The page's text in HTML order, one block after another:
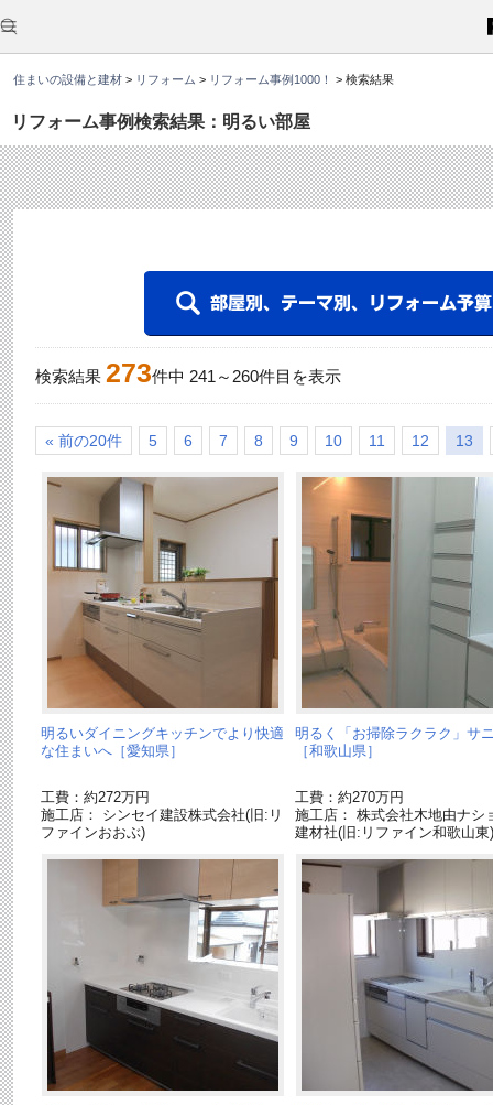
住まいの設備と建材 > リフォーム > リフォーム事例1000！ > 検索結果
リフォーム事例検索結果：明るい部屋
こ
か
ら
文
す
検索結果 273件中 241 ～ 260件目を表示
« 前の20件 5 6 7 8 9 10 11 12 13
明るいダイニングキッチンでより快適
な住まいへ［愛知県］
工費：約272万円
施工店： シンセイ建設株式会社(旧:リ
ファインおおぶ)
明るく「お掃除ラクラク」サ
［和歌山県］
工費：約270万円
施工店： 株式会社木地由ナシ
建材社(旧:リファイン和歌山東)